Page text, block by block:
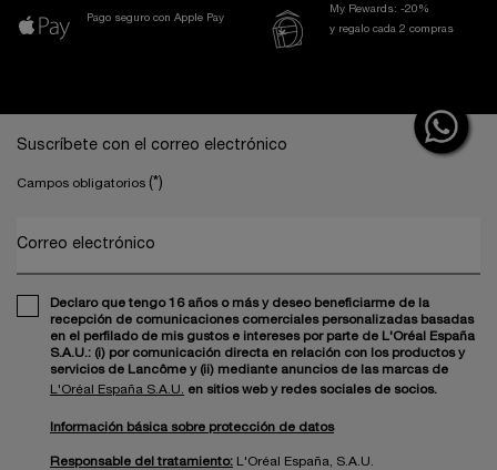
Pago seguro con Apple Pay
My Rewards: -20%
y regalo cada 2 compras
Suscríbete con el correo electrónico
Campos obligatorios (*)
Correo electrónico
Declaro que tengo 16 años o más y deseo beneficiarme de la
recepción de comunicaciones comerciales personalizadas basadas
en el perfilado de mis gustos e intereses por parte de L'Oréal España
S.A.U.: (i) por comunicación directa en relación con los productos y
servicios de Lancôme y (ii) mediante anuncios de las marcas de
L'Oréal España S.A.U. en sitios web y redes sociales de socios.
Información básica sobre protección de datos
Responsable del tratamiento: L'Oréal España, S.A.U.